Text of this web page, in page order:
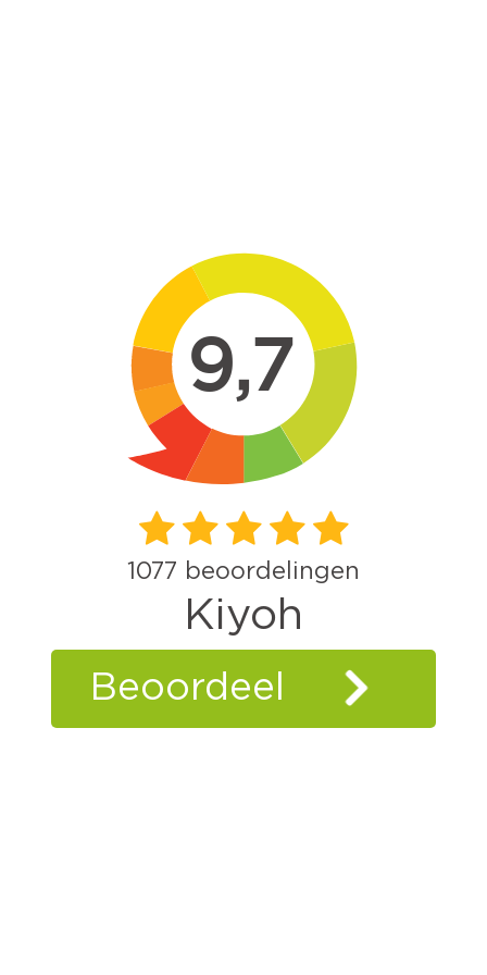
9,7
1077 beoordelingen
Kiyoh
Beoordeel